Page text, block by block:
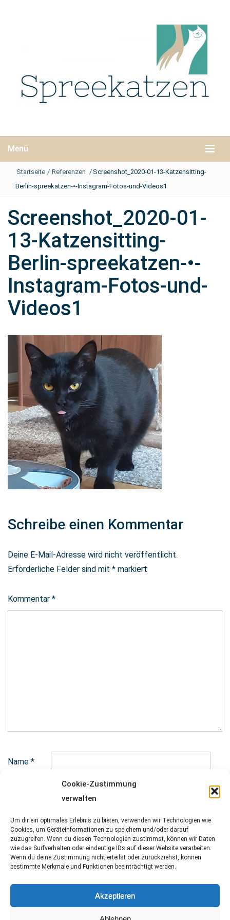
Cookie-Zustimmung
verwalten
Um dir ein optimales Erlebnis zu bieten, verwenden wir Technologien wie
Cookies, um Geräteinformationen zu speichern und/oder darauf
zuzugreifen. Wenn du diesen Technologien zustimmst, können wir Daten
wie das Surfverhalten oder eindeutige IDs auf dieser Website verarbeiten.
Wenn du deine Zustimmung nicht erteilst oder zurückziehst, können
bestimmte Merkmale und Funktionen beeinträchtigt werden.
Akzeptieren
Menü
Startseite / Referenzen /Screenshot_2020-01-13-Katzensitting-
Berlin-spreekatzen-•-Instagram-Fotos-und-Videos1
Screenshot_2020-01-
13-Katzensitting-
Berlin-spreekatzen-•-
Instagram-Fotos-und-
Videos1
Schreibe einen Kommentar
Deine E-Mail-Adresse wird nicht veröffentlicht.
Erforderliche Felder sind mit * markiert
Kommentar *
Name *
E-Mail-Adresse*
Website